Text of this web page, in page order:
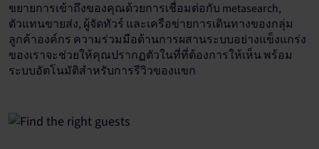
ขยายการเข้าถึงของคุณด้วยการเชื่อมต่อกับ metasearch,
ตัวแทนขายส่ง, ผู้จัดทัวร์ และเครือข่ายการเดินทางของกลุ่ม
ลูกค้าองค์กร ความร่วมมือด้านการผสานระบบอย่างแข็งแกร่ง
ของเราจะช่วยให้คุณปรากฏตัวในที่ที่ต้องการให้เห็น พร้อม
ระบบอัตโนมัติสำหรับการรีวิวของแขก